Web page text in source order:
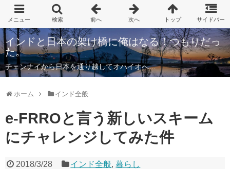
インドと日本の架け橋に俺はなる！つもりだっ
た。
チェンナイから日本を通り越してオハイオへ…
ホーム インド全般
e-FRROと言う新しいスキーム
にチャレンジしてみた件
2018/3/28 インド全般,暮らし